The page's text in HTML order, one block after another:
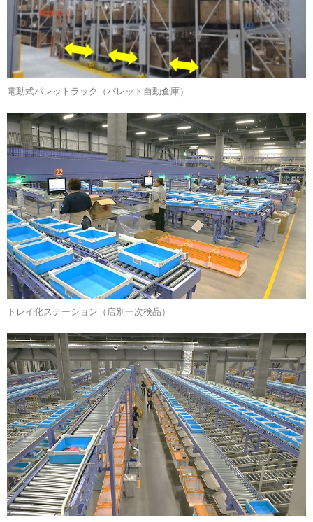
電動式パレットラック（パレット自動倉庫）
トレイ化ステーション（店別一次検品）